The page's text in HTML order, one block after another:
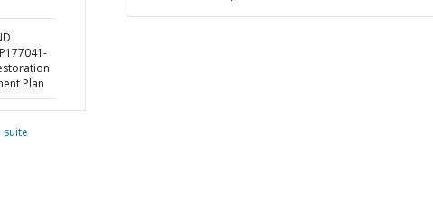
Plan
suite